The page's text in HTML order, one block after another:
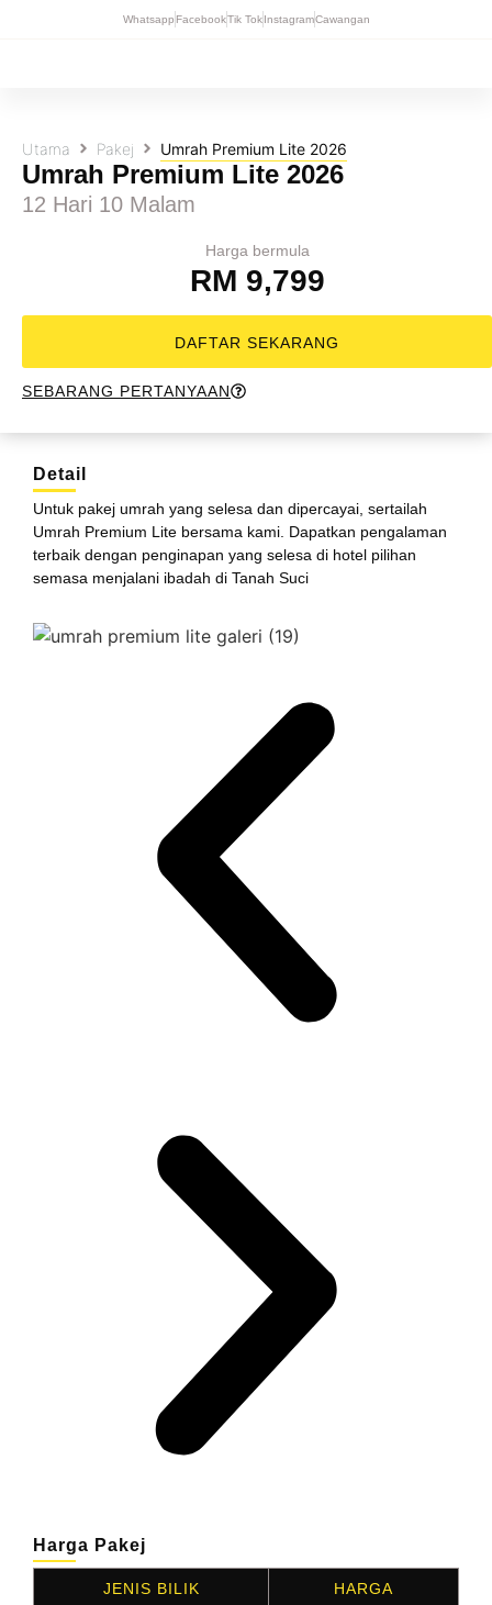
Whatsapp FacebookTik Tok InstagramCawangan
Utama Pakej Umrah Premium Lite 2026
Umrah Premium Lite 2026
12 Hari 10 Malam
Harga bermula
RM 9,799
DAFTAR SEKARANG
SEBARANG PERTANYAAN
Detail
Untuk pakej umrah yang selesa dan dipercayai, sertailah
Umrah Premium Lite bersama kami. Dapatkan pengalaman
terbaik dengan penginapan yang selesa di hotel pilihan
semasa menjalani ibadah di Tanah Suci
Harga Pakej
JENIS BILIK HARGA